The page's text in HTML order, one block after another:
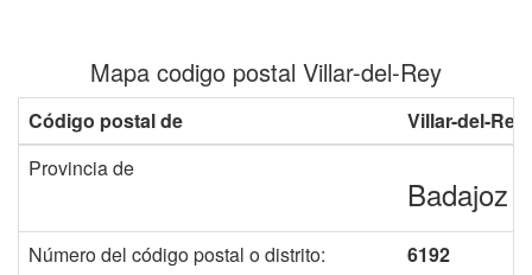
Mapa codigo postal Villar-del-Rey
Código postal de
Villar-del-
Provincia de
Badajoz
Número del código postal o distrito:
6192